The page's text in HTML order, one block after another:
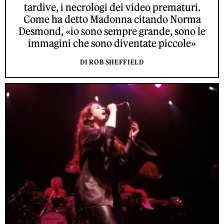
tardive, i necrologi dei video prematuri.
Come ha detto Madonna citando Norma
Desmond, «io sono sempre grande, sono le
immagini che sono diventate piccole»
DI ROB SHEFFIELD